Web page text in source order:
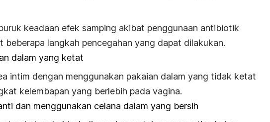
keadaan efek samping akibat penggunaan antibiotik
beberapa langkah pencegahan yang dapat dilakukan.
dalam yang ketat
intim dengan menggunakan pakaian dalam yang tidak ketat
kelembapan yang berlebih pada vagina.
dan menggunakan celana dalam yang bersih